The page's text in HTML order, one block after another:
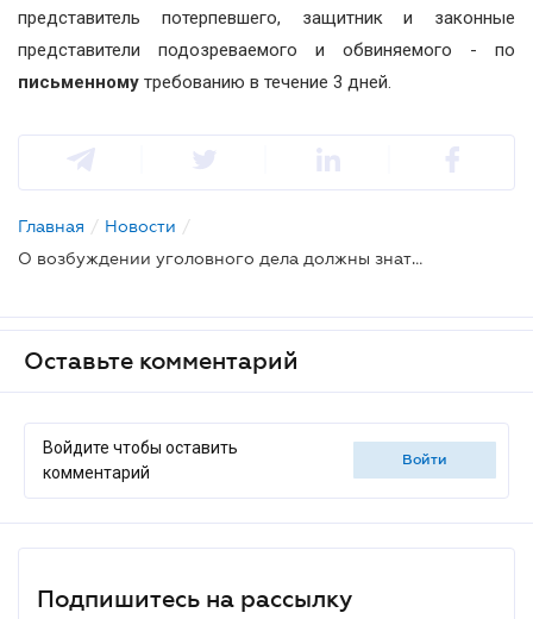
представитель потерпевшего, защитник и законные
представители подозреваемого и обвиняемого - по
письменному требованию в течение 3 дней.
Главная / Новости /
О возбуждении уголовного дела должны знать все "заинтересованные" лица - считают депутаты
Оставьте комментарий
Войдите чтобы оставить
комментарий
войти
Подпишитесь на рассылку